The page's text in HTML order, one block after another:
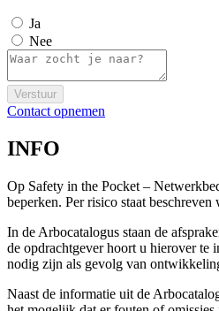
Ja
Nee
Verstuur
Contact opnemen
INFO
Op Safety in the Pocket –
beperken. Per risico staat
In de Arbocatalogus staan de
de opdrachtgever hoort u hierover te
nodig zijn als gevolg van
Naast de informatie uit de